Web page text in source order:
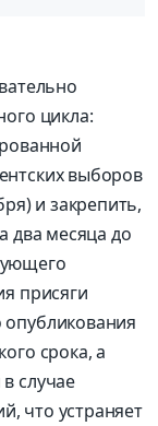
цикла:
выборов
и закрепить,
два месяца до
присяги
срока, а
случае
что устраняет